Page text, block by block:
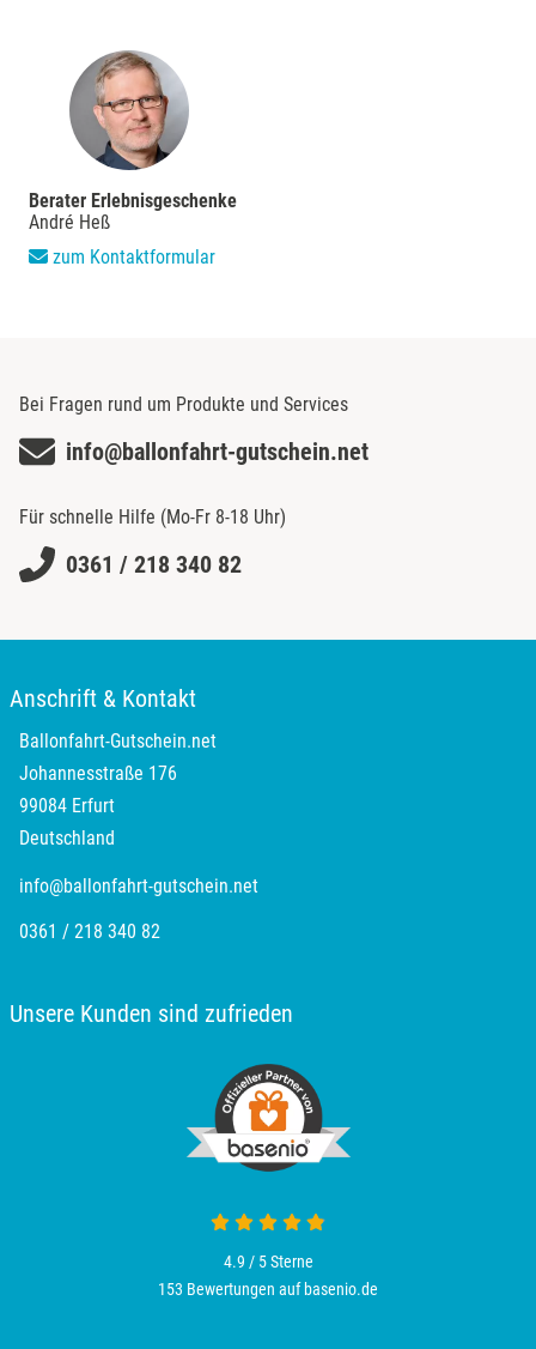
Berater Erlebnisgeschenke
André Heß
zum Kontaktformular
Bei Fragen rund um Produkte und Services
info@ballonfahrt-gutschein.net
Für schnelle Hilfe (Mo-Fr 8-18 Uhr)
0361 / 218 340 82
Anschrift & Kontakt
Ballonfahrt-Gutschein.net
Johannesstraße 176
99084 Erfurt
Deutschland
info@ballonfahrt-gutschein.net
0361 / 218 340 82
Unsere Kunden sind zufrieden
4.9 / 5Sterne
153 Bewertungen auf basenio.de